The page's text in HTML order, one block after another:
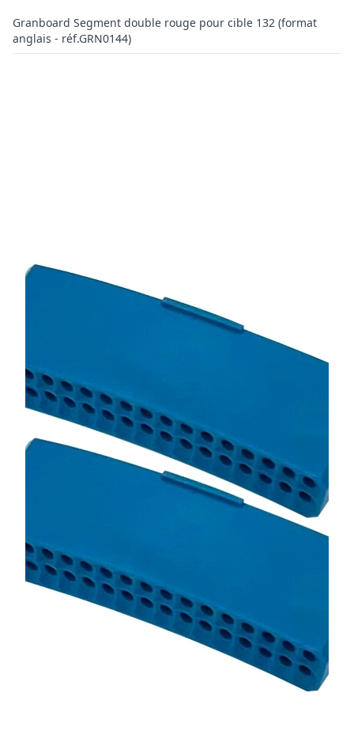
Granboard Segment double rouge pour cible 132 (format
anglais - réf.GRN0144)